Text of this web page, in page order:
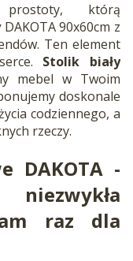
prostoty, którą
DAKOTA 90x60cm z
Ten element
Stolik biały
mebel w Twoim
doskonale
codziennego, a
rzeczy.
DAKOTA -
raz dla